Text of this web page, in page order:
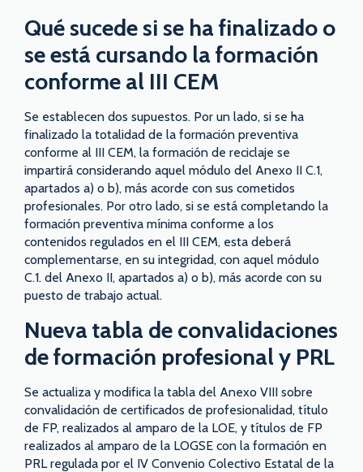
Qué sucede si se ha finalizado o
se está cursando la formación
conforme al III CEM
Se establecen dos supuestos. Por un lado, si se ha
finalizado la totalidad de la formación preventiva
conforme al III CEM, la formación de reciclaje se
impartirá considerando aquel módulo del Anexo II C.1,
apartados a) o b), más acorde con sus cometidos
profesionales. Por otro lado, si se está completando la
formación preventiva mínima conforme a los
contenidos regulados en el III CEM, esta deberá
complementarse, en su integridad, con aquel módulo
C.1. del Anexo II, apartados a) o b), más acorde con su
puesto de trabajo actual.
Nueva tabla de convalidaciones
de formación profesional y PRL
Se actualiza y modifica la tabla del Anexo VIII sobre
convalidación de certificados de profesionalidad, título
de FP, realizados al amparo de la LOE, y títulos de FP
realizados al amparo de la LOGSE con la formación en
PRL regulada por el IV Convenio Colectivo Estatal de la